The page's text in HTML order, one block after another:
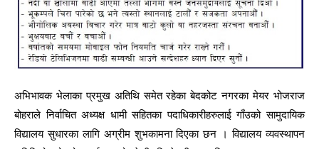
अभिभावक भेलाका प्रमुख अतिथि समेत रहेका बेदकोट नगरका मेयर भोजराज
बोहराले निर्वाचित अध्यक्ष धामी सहितका पदाधिकारीहरुलाई गाँउको सामुदायिक
विद्यालय सुधारका लागि अग्रीम शुभकामना दिएका छन । विद्यालय व्यवस्थापन